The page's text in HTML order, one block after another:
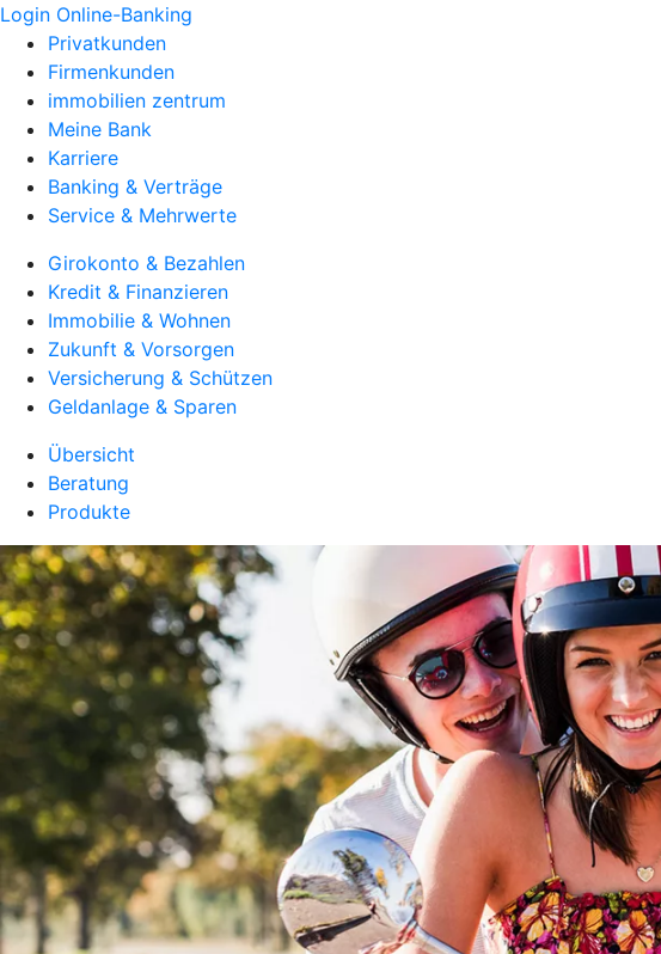
Login Online-Banking
Privatkunden
Firmenkunden
immobilien zentrum
Meine Bank
Karriere
Banking & Verträge
Service & Mehrwerte
Girokonto & Bezahlen
Kredit & Finanzieren
Immobilie & Wohnen
Zukunft & Vorsorgen
Versicherung & Schützen
Geldanlage & Sparen
Übersicht
Beratung
Produkte